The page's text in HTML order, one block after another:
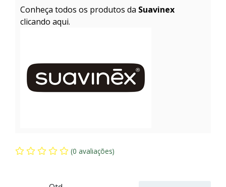
Conheça todos os produtos da Suavinex
clicando aqui.
(0 avaliações)